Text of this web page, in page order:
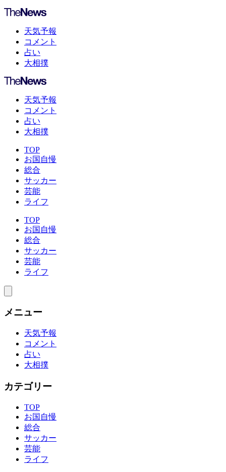
天気予報
コメント
占い
大相撲
天気予報
コメント
占い
大相撲
TOP
お国自慢
総合
サッカー
芸能
ライフ
TOP
お国自慢
総合
サッカー
芸能
ライフ
メニュー
天気予報
コメント
占い
大相撲
カテゴリー
TOP
お国自慢
総合
サッカー
芸能
ライフ